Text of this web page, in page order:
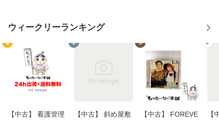
ウィークリーランキング
1
【中古】 看護管理
2
【中古】 斜め屋敷
3
【中古】 FOREVE
4
【